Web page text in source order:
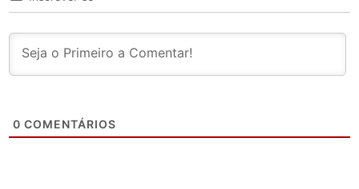
0 COMENTÁRIOS